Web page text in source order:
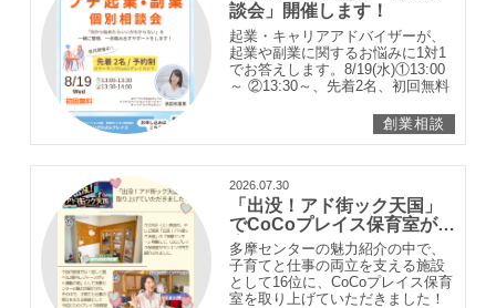
談会」開催します！
起業・キャリアアドバイザーが、
起業や副業に関するお悩みに1対1
でお答えします。8/19(水)①13:00
～ ②13:30～、先着2名、初回無料
創業相談
2026.07.30
「出没！アド街ック天国」
でCoCoプレイス保育室が紹
介されました！
多摩センターの魅力紹介の中で、
子育てと仕事の両立を支える施設
として16位に、CoCoプレイス保育
室を取り上げていただきました！